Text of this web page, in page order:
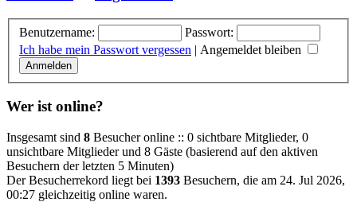
Benutzername:
Passwort:
Ich habe mein Passwort vergessen | Angemeldet bleiben
Wer ist online?
Insgesamt sind 8 Besucher online :: 0 sichtbare Mitglieder, 0
unsichtbare Mitglieder und 8 Gäste (basierend auf den aktiven
Besuchern der letzten 5 Minuten)
Der Besucherrekord liegt bei 1393 Besuchern, die am 24. Jul 2026,
00:27 gleichzeitig online waren.